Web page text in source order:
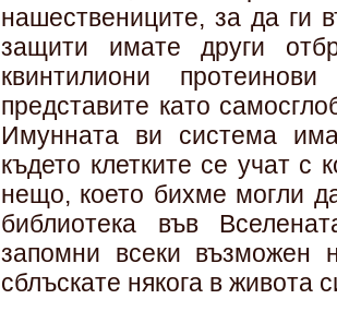
нашествениците, за да ги
защити имате други
квинтилиони
представите като
Имунната ви система
където клетките се учат с
нещо, което бихме могли
библиотека във
запомни всеки възможен
сблъскате някога в живота